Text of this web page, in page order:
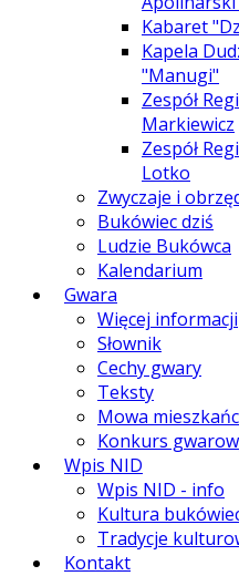
Kabaret
Kapela
"Manugi"
Zespół
Markiewicz
Zespół
Lotko
Zwyczaje i
Bukówiec dziś
Ludzie Bukówca
Kalendarium
Gwara
Więcej informacji
Słownik
Cechy gwary
Teksty
Mowa
Konkurs
Wpis NID
Wpis NID - info
Kultura
Tradycje
Kontakt